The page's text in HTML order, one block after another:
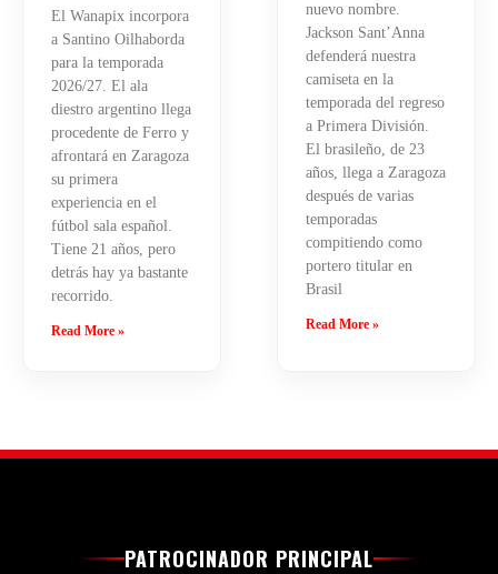
El Wanapix incorpora
a Santino Oilhaborda
para la temporada
2026/27. El ala
diestro argentino llega
procedente de Ferro y
afrontará en Zaragoza
su primera
experiencia en el
fútbol sala español.
Tiene 21 años, pero
detrás hay ya bastante
recorrido.
Read More »
nuevo nombre.
Jackson Sant’Anna
defenderá nuestra
camiseta en la
temporada del regreso
a Primera División.
El brasileño, de 23
años, llega a Zaragoza
después de varias
temporadas
compitiendo como
portero titular en
Brasil
Read More »
PATROCINADOR PRINCIPAL